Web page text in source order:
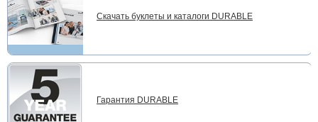
Скачать буклеты и каталоги DURABLE
Гарантия DURABLE